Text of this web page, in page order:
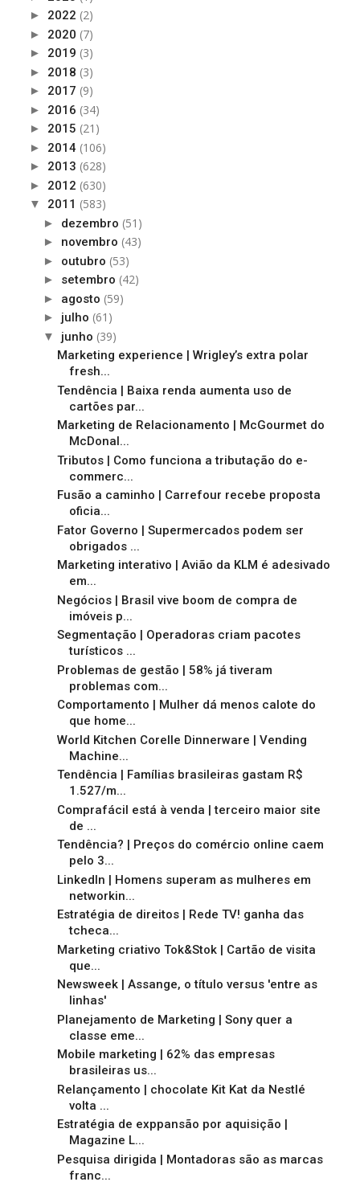
► 2022 (2)
► 2020 (7)
► 2019 (3)
► 2018 (3)
► 2017 (9)
► 2016 (34)
► 2015 (21)
► 2014 (106)
► 2013 (628)
► 2012 (630)
▼ 2011 (583)
► dezembro (51)
► novembro (43)
► outubro (53)
► setembro (42)
► agosto (59)
► julho (61)
▼ junho (39)
Marketing experience | Wrigley’s extra polar
fresh...
Tendência | Baixa renda aumenta uso de
cartões par...
Marketing de Relacionamento | McGourmet do
McDonal...
Tributos | Como funciona a tributação do e-
commerc...
Fusão a caminho | Carrefour recebe proposta
oficia...
Fator Governo | Supermercados podem ser
obrigados ...
Marketing interativo | Avião da KLM é adesivado
em...
Negócios | Brasil vive boom de compra de
imóveis p...
Segmentação | Operadoras criam pacotes
turísticos ...
Problemas de gestão | 58% já tiveram
problemas com...
Comportamento | Mulher dá menos calote do
que home...
World Kitchen Corelle Dinnerware | Vending
Machine...
Tendência | Famílias brasileiras gastam R$
1.527/m...
Comprafácil está à venda | terceiro maior site
de ...
Tendência? | Preços do comércio online caem
pelo 3...
LinkedIn | Homens superam as mulheres em
networkin...
Estratégia de direitos | Rede TV! ganha das
tcheca...
Marketing criativo Tok&Stok | Cartão de visita
que...
Newsweek | Assange, o título versus 'entre as
linhas'
Planejamento de Marketing | Sony quer a
classe eme...
Mobile marketing | 62% das empresas
brasileiras us...
Relançamento | chocolate Kit Kat da Nestlé
volta ...
Estratégia de exppansão por aquisição |
Magazine L...
Pesquisa dirigida | Montadoras são as marcas
franc...